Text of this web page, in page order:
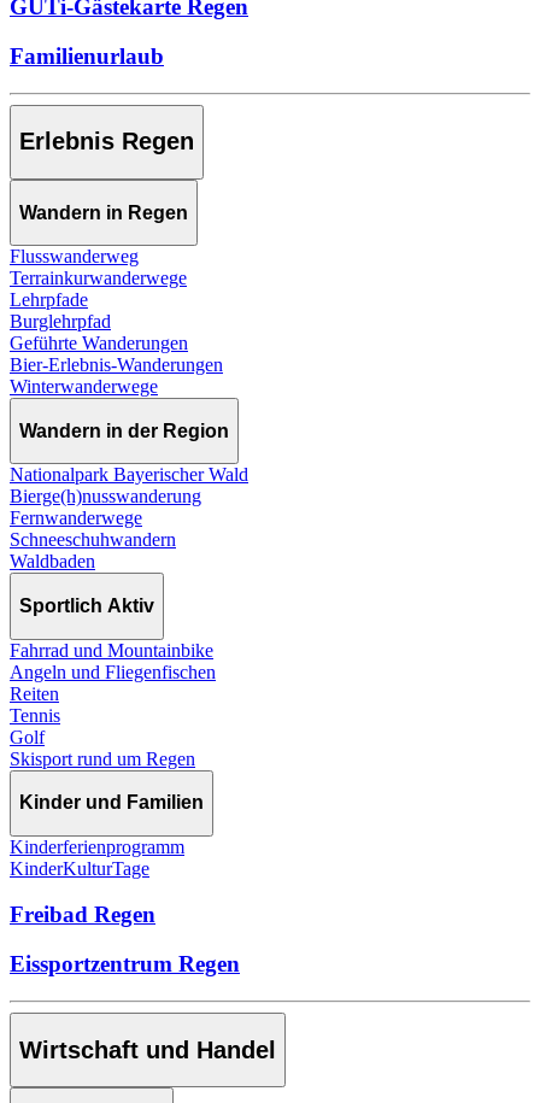
GUTi-Gästekarte Regen
Familienurlaub
Erlebnis Regen
Wandern in Regen
Flusswanderweg
Terrainkurwanderwege
Lehrpfade
Burglehrpfad
Geführte Wanderungen
Bier-Erlebnis-Wanderungen
Winterwanderwege
Wandern in der Region
Nationalpark Bayerischer Wald
Bierge(h)nusswanderung
Fernwanderwege
Schneeschuhwandern
Waldbaden
Sportlich Aktiv
Fahrrad und Mountainbike
Angeln und Fliegenfischen
Reiten
Tennis
Golf
Skisport rund um Regen
Kinder und Familien
Kinderferienprogramm
KinderKulturTage
Freibad Regen
Eissportzentrum Regen
Wirtschaft und Handel